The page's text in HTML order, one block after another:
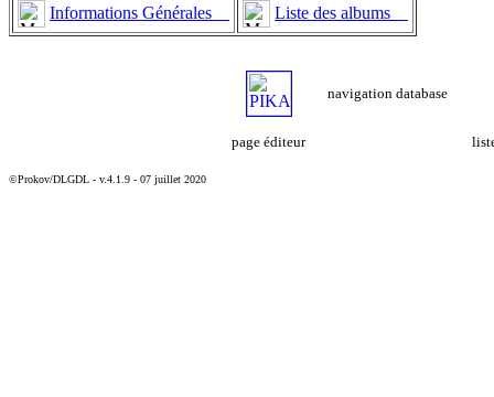
Informations Générales Liste des albums
navigation database
page éditeur
©Prokov/DLGDL - v.4.1.9 - 07 juillet 2020